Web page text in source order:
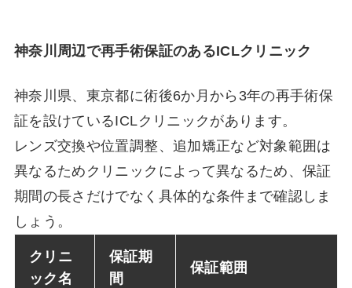
神奈川周辺で再手術保証のあるICLクリニック
神奈川県、東京都に術後6か月から3年の再手術保
証を設けているICLクリニックがあります。
レンズ交換や位置調整、追加矯正など対象範囲は
異なるためクリニックによって異なるため、保証
期間の長さだけでなく具体的な条件まで確認しま
しょう。
クリニ
ック名
保証期
間
保証範囲